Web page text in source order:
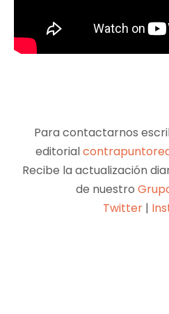
Para contactarnos
editorial
Recibe la actualización
de nuestro
Twitter |